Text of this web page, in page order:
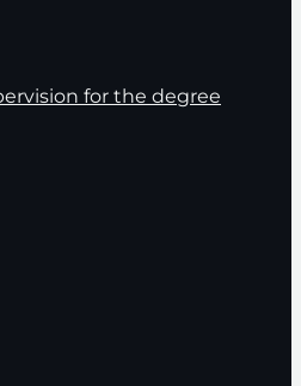
for the degree